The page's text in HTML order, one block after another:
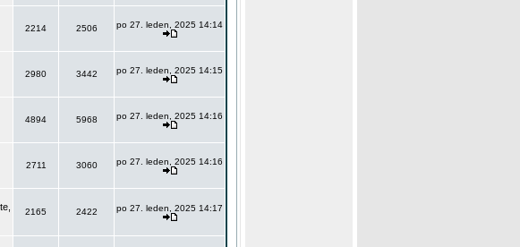
2214 2506 po 27. leden, 2025 14:14
2980 3442 po 27. leden, 2025 14:15
4894 5968 po 27. leden, 2025 14:16
2711 3060 po 27. leden, 2025 14:16
2165 2422 po 27. leden, 2025 14:17